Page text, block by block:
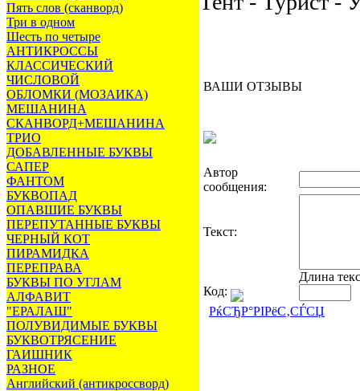
Пять слов (сканворд)
Три в одном
Шесть по четыре
АНТИКРОССЫ
КЛАССИЧЕСКИЙ
ЧИСЛОВОЙ
ОБЛОМКИ (МОЗАИКА)
МЕШАНИНА
СКАНВОРД+МЕШАНИНА
ТРИО
ДОБАВЛЕННЫЕ БУКВЫ
САПЕР
ФАНТОМ
БУКВОПАД
ОПАВШИЕ БУКВЫ
ПЕРЕПУТАННЫЕ БУКВЫ
ЧЕРНЫЙ КОТ
ПИРАМИДКА
ПЕРЕПРАВА
БУКВЫ ПО УГЛАМ
АЛФАВИТ
"ЕРАЛАШ"
ПОЛУВИДИМЫЕ БУКВЫ
БУКВОТРЯСЕНИЕ
ГАИШНИК
РАЗНОЕ
Английский (антикроссворд)
ВАШИ ОТЗЫВЫ
Автор
сообщения:
Текст:
Длина
Код:
РќСЂР°РІРёС‚СЃСЏ